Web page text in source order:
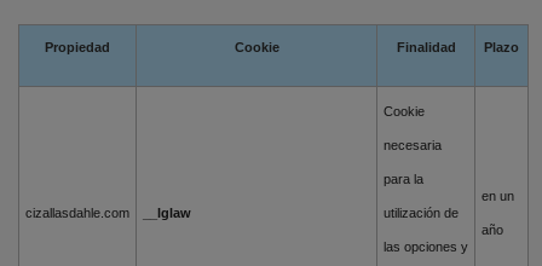
Propiedad Cookie Finalidad Plazo
cizallasdahle.com __lglaw
Cookie
necesaria
para la
utilización de
las opciones y
en un
año